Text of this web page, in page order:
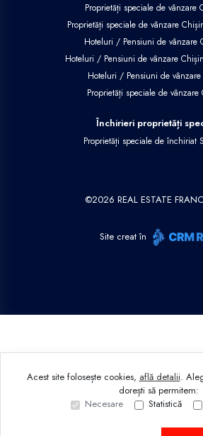
Proprietăți speciale de vânzare
Proprietăți speciale de vânzare
Hoteluri / Pensiuni de vânzare
Hoteluri / Pensiuni de vânzare
Hoteluri / Pensiuni de vânzare
Proprietăți speciale de vânzare
Închirieri proprietăți
Proprietăți speciale de închiriat
©2026 REAL ESTATE
Site creat în
Acest site folosește cookies, află detalii.
dorești să permitem:
Necesare
Statistică